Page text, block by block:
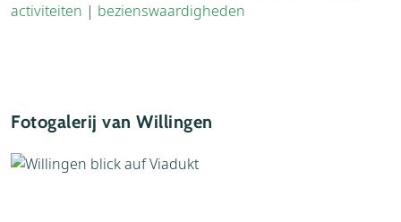
activiteiten | bezienswaardigheden
Fotogalerij van Willingen